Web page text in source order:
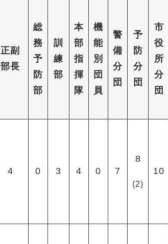
正副
部長
総
務
予
防
部
訓
練
部
本
部
指
揮
隊
機
能
別
団
員
警
備
分
団
予
防
分
団
市
役
所
分
団
4 0 3 4 0 7
8
(2)
10